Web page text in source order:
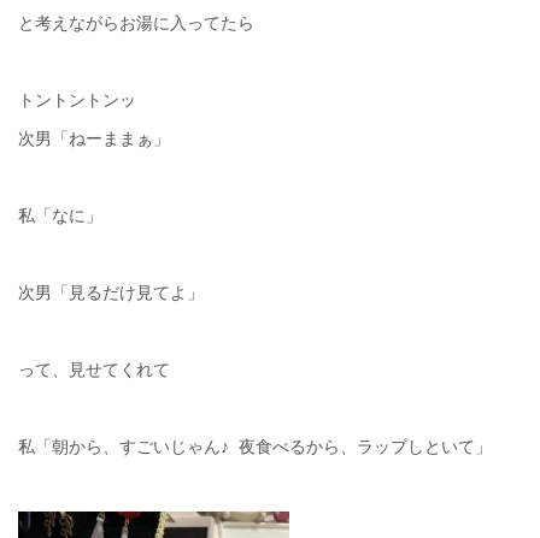
と考えながらお湯に入ってたら
トントントンッ
次男「ねーままぁ」
私「なに」
次男「見るだけ見てよ」
って、見せてくれて
私「朝から、すごいじゃん♪ 夜食べるから、ラップしといて」